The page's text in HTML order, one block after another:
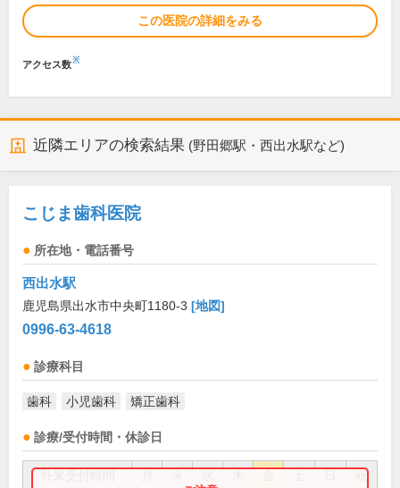
この医院の詳細をみる
アクセス数※
近隣エリアの検索結果 (野田郷駅・西出水駅など)
こじま歯科医院
所在地・電話番号
西出水駅
鹿児島県出水市中央町1180-3 [地図]
0996-63-4618
診療科目
歯科 小児歯科 矯正歯科
診療/受付時間・休診日
祝